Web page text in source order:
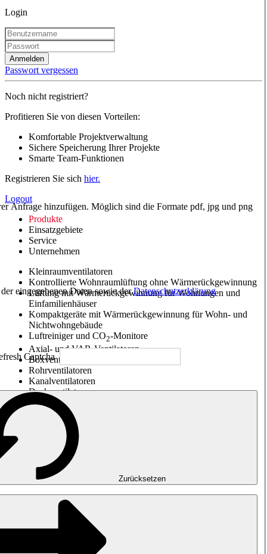
Login
Anmelden
Passwort vergessen
Noch nicht registriert?
Profitieren Sie von diesen Vorteilen:
Komfortable Projektverwaltung
Sichere Speicherung Ihrer Projekte
Smarte Team-Funktionen
Registrieren Sie sich hier.
Logout
Produkte
Einsatzgebiete
Service
Unternehmen
Kleinraumventilatoren
Kontrollierte Wohnraumlüftung ohne Wärmerückgewinnung
Lüftung mit Wärmerückgewinnung für Wohnungen und
Einfamilienhäuser
Kompaktgeräte mit Wärmerückgewinnung für Wohn- und
Nichtwohngebäude
Luftreiniger und CO2-Monitore
Axial- und VAR-Ventilatoren
Boxventilatoren
Rohrventilatoren
Kanalventilatoren
Dachventilatoren
Entrauchung, Rauchfreihaltung und Garagenlüftung
Impulsventilatoren
Explosionsgeschützte Ventilatoren
Messen. Steuern. Regeln.
Luftbehandlung
Mechanisches Zubehör
Anfrage hinzufügen. Möglich sind die Formate pdf, jpg und png
eingegebenen Daten sowie derDatenschutzerklärung
Zurücksetzen